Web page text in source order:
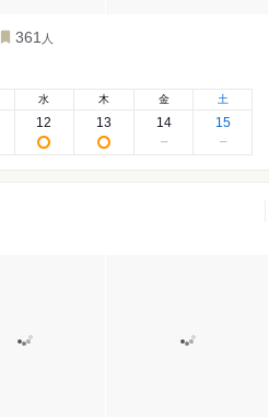
361 人
水
12
木
13
金
14
土
15